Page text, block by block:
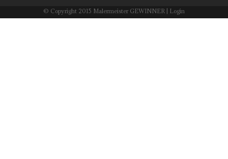
© Copyright 2015 Malermeister GEWINNER | Login